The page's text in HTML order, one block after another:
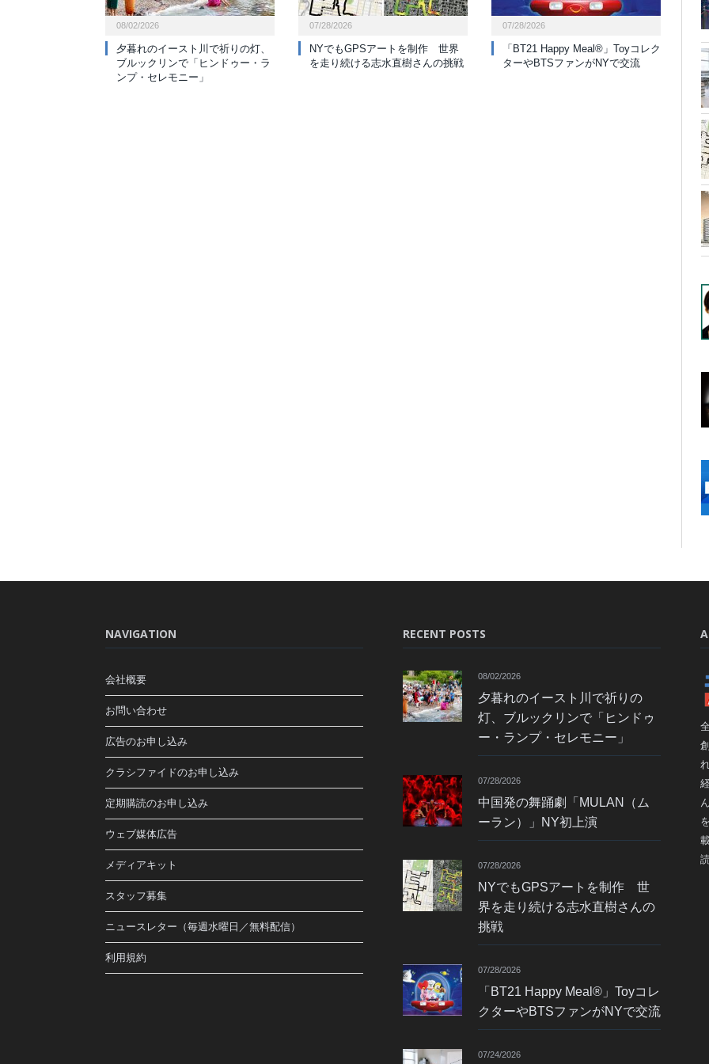
08/02/2026
夕暮れのイースト川で祈りの灯、
ブルックリンで「ヒンドゥー・ラ
ンプ・セレモニー」
07/28/2026
NYでもGPSアートを制作 世界
を走り続ける志水直樹さんの挑戦
07/28/2026
「BT21 Happy Meal®」Toyコレク
ターやBTSファンがNYで交流
NAVIGATION
会社概要
お問い合わせ
広告のお申し込み
クラシファイドのお申し込み
定期購読のお申し込み
ウェブ媒体広告
メディアキット
スタッフ募集
ニュースレター（毎週水曜日／無料配信）
利用規約
RECENT POSTS
08/02/2026
夕暮れのイースト川で祈りの
灯、ブルックリンで「ヒンドゥ
ー・ランプ・セレモニー」
07/28/2026
中国発の舞踊劇「MULAN（ム
ーラン）」NY初上演
07/28/2026
NYでもGPSアートを制作 世
界を走り続ける志水直樹さんの
挑戦
07/28/2026
「BT21 Happy Meal®」Toyコレ
クターやBTSファンがNYで交流
07/24/2026